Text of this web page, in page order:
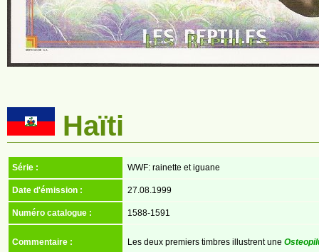
Haïti
Série : WWF: rainette et iguane
Date d'émission : 27.08.1999
Numéro catalogue : 1588-1591
Commentaire : Les deux premiers timbres illustrent une